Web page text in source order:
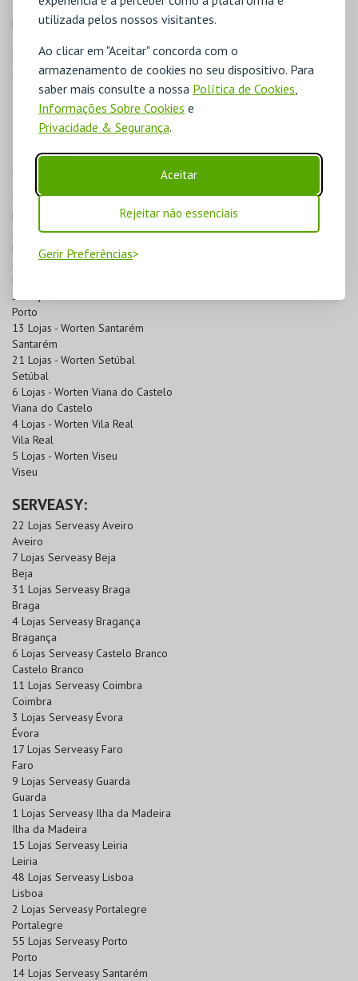
utilizada pelos nossos visitantes.
Ao clicar em "Aceitar" concorda com o
armazenamento de cookies no seu dispositivo. Para
saber mais consulte a nossa Política de Cookies
Informações Sobre Cookies e
Privacidade & Segurança.
Aceitar
Rejeitar não essenciais
Gerir Preferências
12 Lojas - Worten Faro
Faro
Guarda
6 Lojas - Worten Ilha da Madeira
Ilha da Madeira
1 Lojas - Worten Ilha de S. Miguel
Ilha de S. Miguel
1 Lojas - Worten Ilha do Faial
Ilha do Faial
2 Lojas - Worten Ilha Terceira
9 Lojas - Worten Leiria
Leiria
25 Lojas - Worten Lisboa
Lisboa
4 Lojas - Worten Portalegre
Portalegre
37 Lojas - Worten Porto
Porto
13 Lojas - Worten Santarém
Santarém
21 Lojas - Worten Setúbal
Setúbal
6 Lojas - Worten Viana do Castelo
Viana do Castelo
4 Lojas - Worten Vila Real
Vila Real
5 Lojas - Worten Viseu
Viseu
SERVEASY:
22 Lojas Serveasy Aveiro
Aveiro
7 Lojas Serveasy Beja
Beja
31 Lojas Serveasy Braga
Braga
4 Lojas Serveasy Bragança
Bragança
6 Lojas Serveasy Castelo Branco
Castelo Branco
11 Lojas Serveasy Coimbra
Coimbra
3 Lojas Serveasy Évora
Évora
17 Lojas Serveasy Faro
Faro
9 Lojas Serveasy Guarda
Guarda
1 Lojas Serveasy Ilha da Madeira
Ilha da Madeira
15 Lojas Serveasy Leiria
Leiria
48 Lojas Serveasy Lisboa
Lisboa
2 Lojas Serveasy Portalegre
Portalegre
55 Lojas Serveasy Porto
Porto
14 Lojas Serveasy Santarém